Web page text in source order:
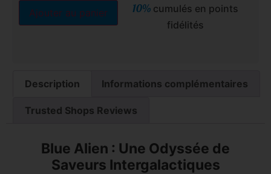
Ajouter au panier 10%cumulés en points
fidélités
Description Informations complémentaires
Trusted Shops Reviews
Blue Alien : Une Odyssée de
Saveurs Intergalactiques